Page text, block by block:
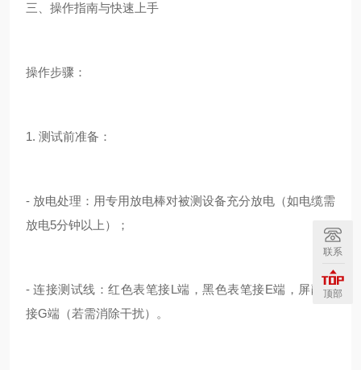
三、操作指南与快速上手
操作步骤：
1. 测试前准备：
- 放电处理：用专用放电棒对被测设备充分放电（如电缆需
放电5分钟以上）；
- 连接测试线：红色表笔接L端，黑色表笔接E端，屏蔽线
接G端（若需消除干扰）。
联系
顶部